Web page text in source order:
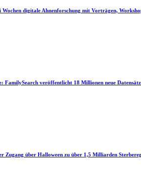
Wochen digitale Ahnenforschung mit Vorträgen,
FamilySearch veröffentlicht 18 Millionen neue
Zugang über Halloween zu über 1,5 Milliarden